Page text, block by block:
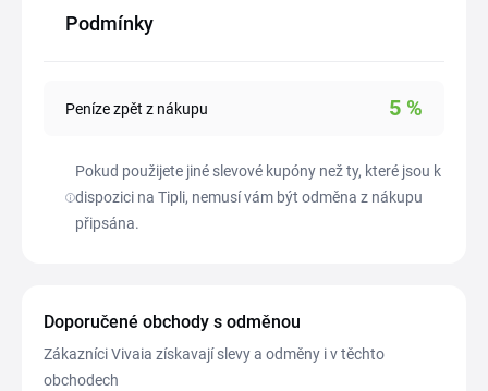
Podmínky
Peníze zpět z nákupu 5 %
Pokud použijete jiné slevové kupóny než ty, které jsou k
dispozici na Tipli, nemusí vám být odměna z nákupu
připsána.
Doporučené obchody s odměnou
Zákazníci Vivaia získavají slevy a odměny i v těchto
obchodech